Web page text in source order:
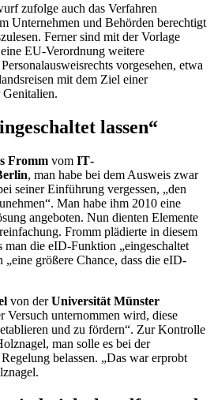
zufolge auch das Verfahren
Unternehmen und Behörden berechtigt
Ferner sind mit der Vorlage
EU-Verordnung weitere
vorgesehen, etwa
mit dem Ziel einer
lassen“
Fromm vom IT-
, man habe bei dem Ausweis zwar
seiner Einführung vergessen, „den
Man habe ihm 2010 eine
angeboten. Nun dienten Elemente
Fromm plädierte in diesem
man die eID-Funktion „eingeschaltet
„eine größere Chance, dass die eID-
von derUniversität Münster
Versuch unternommen wird, diese
und zu fördern“. Zur Kontrolle
man solle es bei der
belassen. „Das war erprobt